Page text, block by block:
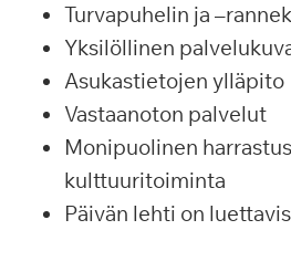
Turvapuhelin ja
Yksilöllinen
Asukastietojen ylläpito
Vastaanoton palvelut
Monipuolinen
kulttuuritoiminta
Päivän lehti on